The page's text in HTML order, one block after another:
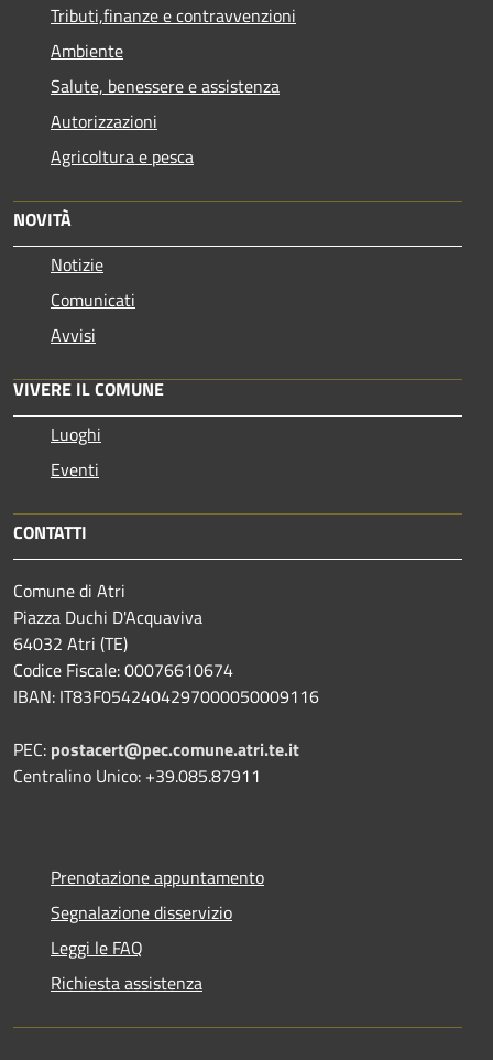
Tributi,finanze e contravvenzioni
Ambiente
Salute, benessere e assistenza
Autorizzazioni
Agricoltura e pesca
NOVITÀ
Notizie
Comunicati
Avvisi
VIVERE IL COMUNE
Luoghi
Eventi
CONTATTI
Comune di Atri
Piazza Duchi D'Acquaviva
64032 Atri (TE)
Codice Fiscale: 00076610674
IBAN: IT83F0542404297000050009116
PEC: postacert@pec.comune.atri.te.it
Centralino Unico: +39.085.87911
Prenotazione appuntamento
Segnalazione disservizio
Leggi le FAQ
Richiesta assistenza